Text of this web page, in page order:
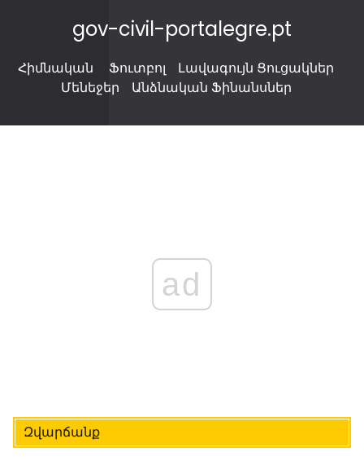
gov-civil-portalegre.pt
Հիմնական Ֆուտբոլ
Լավագույն Ցուցակներ
Մենեջեր
Անձնական Ֆինանսներ
ad
Զվարճանք